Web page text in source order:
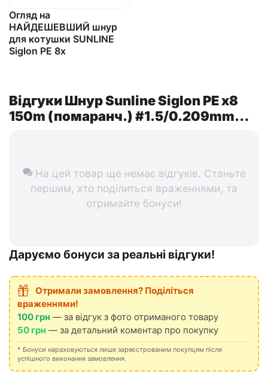
Огляд на
НАЙДЕШЕВШИЙ шнур
для котушки SUNLINE
Siglon PE 8x
Відгуки Шнур Sunline Siglon PE х8
150m (помаранч.) #1.5/0.209mm
На цей товар ще немає відгуків. Станьте
першим, хто поділиться враженнями, та
отримайте бонуси!
Даруємо бонуси за реальні відгуки!
Отримали замовлення? Поділіться
враженнями!
100 грн — за відгук з фото отриманого товару
50 грн — за детальний коментар про покупку
* Бонуси нараховуються лише зареєстрованим покупцям після
успішного виконання замовлення.